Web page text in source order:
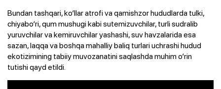
Bundan tashqari, ko‘llar atrofi va qamishzor hududlarda tulki,
chiyabo‘ri, qum mushugi kabi sutemizuvchilar, turli sudralib
yuruvchilar va kemiruvchilar yashashi, suv havzalarida esa
sazan, laqqa va boshqa mahalliy baliq turlari uchrashi hudud
ekotizimining tabiiy muvozanatini saqlashda muhim o‘rin
tutishi qayd etildi.